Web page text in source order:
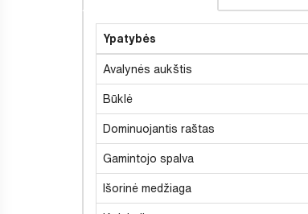
Ypatybės
Avalynės aukštis
Būklė
Dominuojantis raštas
Gamintojo spalva
Išorinė medžiaga